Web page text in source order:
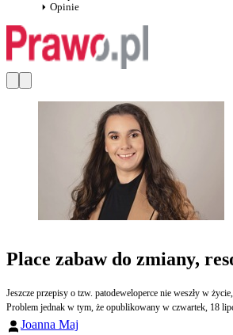
Opinie
Place zabaw do zmiany,
Jeszcze przepisy o tzw. patodeweloperce nie weszły w
Problem jednak w tym, że opublikowany w czwartek, 18
Joanna Maj